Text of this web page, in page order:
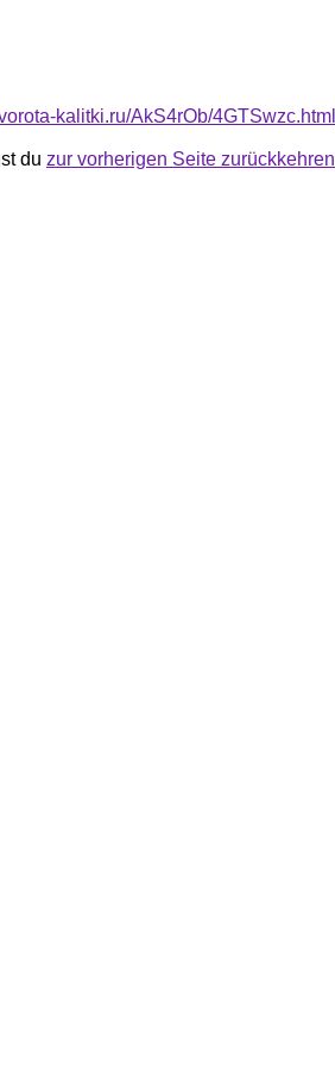
kalitki.ru/AkS4rOb/4GTSwzc.html
du zur vorherigen Seite zurückkehren